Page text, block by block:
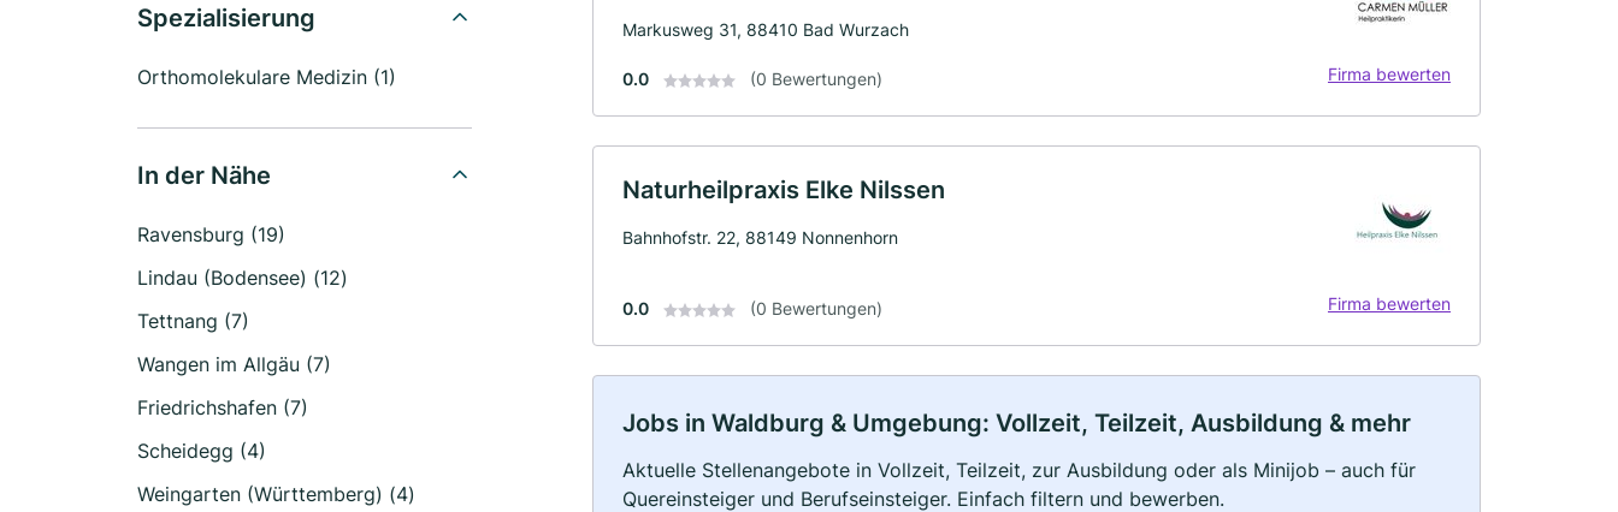
Spezialisierung
Orthomolekulare Medizin (1)
In der Nähe
Ravensburg (19)
Lindau (Bodensee) (12)
Tettnang (7)
Wangen im Allgäu (7)
Friedrichshafen (7)
Scheidegg (4)
Weingarten (Württemberg) (4)
Markusweg 31, 88410 Bad Wurzach
0.0 (0 Bewertungen) Firma bewerten
Naturheilpraxis Elke Nilssen
Bahnhofstr. 22, 88149 Nonnenhorn
0.0 (0 Bewertungen) Firma bewerten
Jobs in Waldburg & Umgebung: Vollzeit, Teilzeit, Ausbildung & mehr
Aktuelle Stellenangebote in Vollzeit, Teilzeit, zur Ausbildung oder als Minijob – auch für
Quereinsteiger und Berufseinsteiger. Einfach filtern und bewerben.